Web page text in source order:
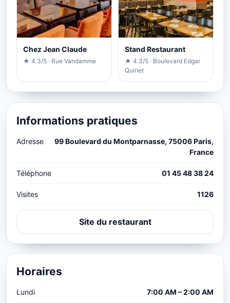
Chez Jean Claude
★ 4.3/5 · Rue Vandamme
Stand Restaurant
★ 4.3/5 · Boulevard Edgar
Quinet
Informations pratiques
Adresse
99 Boulevard du Montparnasse, 75006 Paris,
France
Téléphone 01 45 48 38 24
Visites 1126
Site du restaurant
Horaires
Lundi 7:00 AM – 2:00 AM